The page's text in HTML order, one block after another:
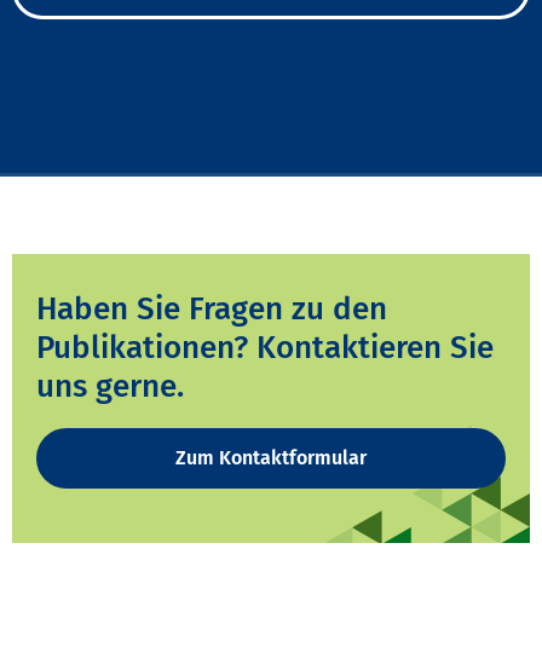
Haben Sie Fragen zu den
Publikationen? Kontaktieren Sie
uns gerne.
Zum Kontaktformular